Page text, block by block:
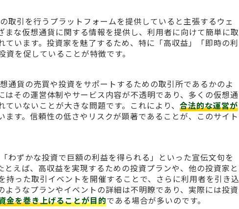
取引を行うプラットフォームを提供していると主張するウェ
まな仮想通貨に関する情報を提供し、利用者に向けて簡単に取
ています。投資家を魅了するため、特に「高収益」「即時の利
を促していることが特徴です。
貨の売買や投資をサポートするための取引所であるかのよ
はその運営体制やサービス内容が不透明であり、多くの仮想通
いないことが大きな問題です。これにより、 合法的な運営が
ます。信頼性の低さやリスクが顕著であることが、このサイト
ずかな投資で巨額の利益を得られる」といった宣伝文句を
えば、高収益を実現するための投資プランや、他の投資家と
持った取引イベントを開催することで、さらに利用者を引き込
ようなプランやイベントの詳細は不明瞭であり、実際には投資
金を巻き上げることが目的である場合が多いのです。